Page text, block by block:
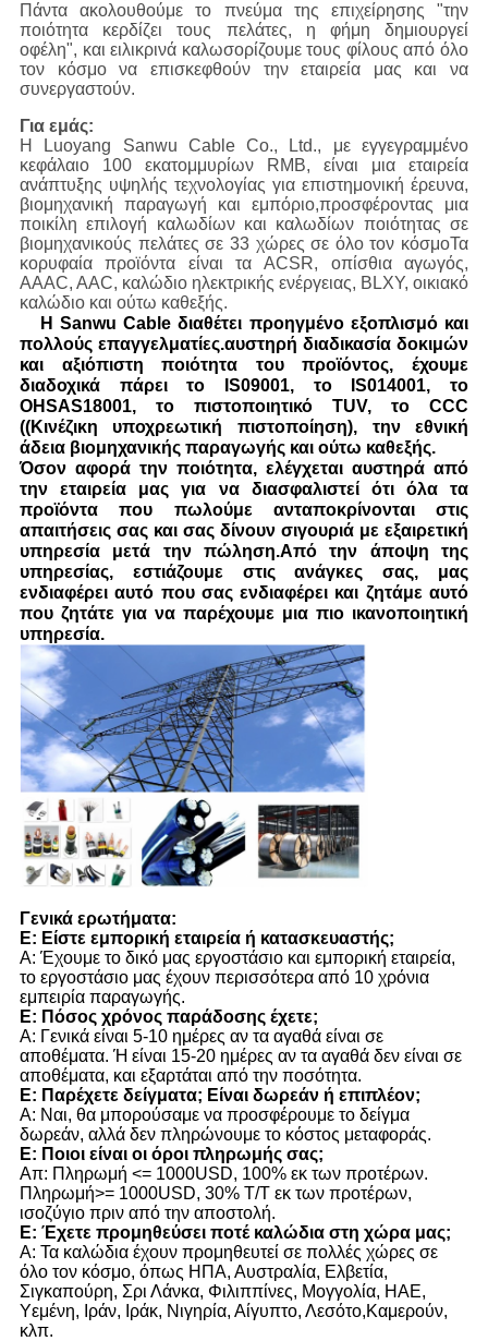
Πάντα ακολουθούμε το πνεύμα της επιχείρησης "την
ποιότητα κερδίζει τους πελάτες, η φήμη δημιουργεί
οφέλη", και ειλικρινά καλωσορίζουμε τους φίλους από όλο
τον κόσμο να επισκεφθούν την εταιρεία μας και να
συνεργαστούν.
Για εμάς:
Η Luoyang Sanwu Cable Co., Ltd., με εγγεγραμμένο
κεφάλαιο 100 εκατομμυρίων RMB, είναι μια εταιρεία
ανάπτυξης υψηλής τεχνολογίας για επιστημονική έρευνα,
βιομηχανική παραγωγή και εμπόριο,προσφέροντας μια
ποικίλη επιλογή καλωδίων και καλωδίων ποιότητας σε
βιομηχανικούς πελάτες σε 33 χώρες σε όλο τον κόσμοΤα
κορυφαία προϊόντα είναι τα ACSR, οπίσθια αγωγός,
AAAC, AAC, καλώδιο ηλεκτρικής ενέργειας, BLXY, οικιακό
καλώδιο και ούτω καθεξής.
Η Sanwu Cable διαθέτει προηγμένο εξοπλισμό και
πολλούς επαγγελματίες.αυστηρή διαδικασία δοκιμών
και αξιόπιστη ποιότητα του προϊόντος, έχουμε
διαδοχικά πάρει το IS09001, το IS014001, το
OHSAS18001, το πιστοποιητικό TUV, το CCC
((Κινέζικη υποχρεωτική πιστοποίηση), την εθνική
άδεια βιομηχανικής παραγωγής και ούτω καθεξής.
Όσον αφορά την ποιότητα, ελέγχεται αυστηρά από
την εταιρεία μας για να διασφαλιστεί ότι όλα τα
προϊόντα που πωλούμε ανταποκρίνονται στις
απαιτήσεις σας και σας δίνουν σιγουριά με εξαιρετική
υπηρεσία μετά την πώληση.Από την άποψη της
υπηρεσίας, εστιάζουμε στις ανάγκες σας, μας
ενδιαφέρει αυτό που σας ενδιαφέρει και ζητάμε αυτό
που ζητάτε για να παρέχουμε μια πιο ικανοποιητική
υπηρεσία.
Γενικά ερωτήματα:
Ε: Είστε εμπορική εταιρεία ή κατασκευαστής;
Α: Έχουμε το δικό μας εργοστάσιο και εμπορική εταιρεία,
το εργοστάσιο μας έχουν περισσότερα από 10 χρόνια
εμπειρία παραγωγής.
Ε: Πόσος χρόνος παράδοσης έχετε;
Α: Γενικά είναι 5-10 ημέρες αν τα αγαθά είναι σε
αποθέματα. Ή είναι 15-20 ημέρες αν τα αγαθά δεν είναι σε
αποθέματα, και εξαρτάται από την ποσότητα.
Ε: Παρέχετε δείγματα; Είναι δωρεάν ή επιπλέον;
Α: Ναι, θα μπορούσαμε να προσφέρουμε το δείγμα
δωρεάν, αλλά δεν πληρώνουμε το κόστος μεταφοράς.
Ε: Ποιοι είναι οι όροι πληρωμής σας;
Απ: Πληρωμή <= 1000USD, 100% εκ των προτέρων.
Πληρωμή>= 1000USD, 30% T/T εκ των προτέρων,
ισοζύγιο πριν από την αποστολή.
Ε: Έχετε προμηθεύσει ποτέ καλώδια στη χώρα μας;
Α: Τα καλώδια έχουν προμηθευτεί σε πολλές χώρες σε
όλο τον κόσμο, όπως ΗΠΑ, Αυστραλία, Ελβετία,
Σιγκαπούρη, Σρι Λάνκα, Φιλιππίνες, Μογγολία, ΗΑΕ,
Υεμένη, Ιράν, Ιράκ, Νιγηρία, Αίγυπτο, Λεσότο,Καμερούν,
κλπ.